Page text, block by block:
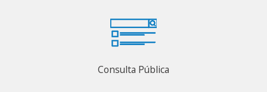
Consulta Pública